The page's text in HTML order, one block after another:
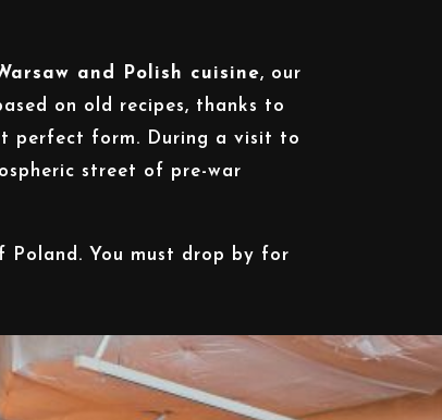
and Polish cuisine, our
on old recipes, thanks to
perfect form. During a visit to
street of pre-war
Poland. You must drop by for